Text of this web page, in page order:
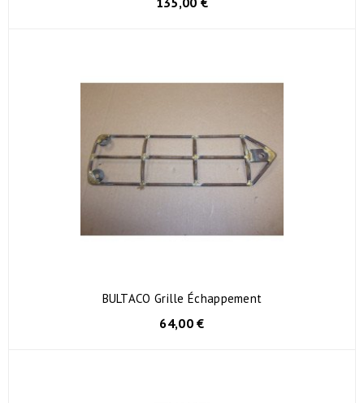
BULTACO Grille Échappement
64,00 €